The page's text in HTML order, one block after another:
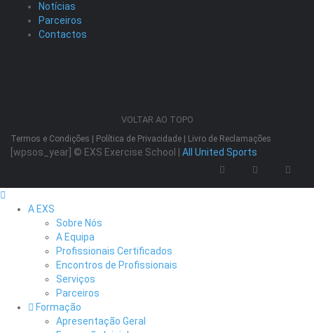
Notícias
Parceiros
Contactos
VOLTAR AO TOPO
Termos e Condições Política de Privacidade Livro de Reclamações
[wpsos_year] © EXS Exercise School | All United Sports
A EXS
Sobre Nós
A Equipa
Profissionais Certificados
Encontros de Profissionais
Serviços
Parceiros
Formação
Apresentação Geral